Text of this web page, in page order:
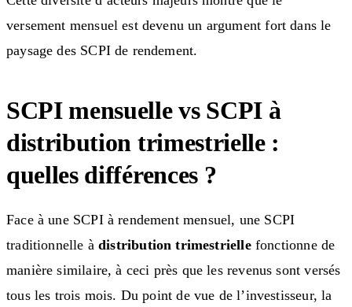
versement mensuel est devenu un argument fort dans le
paysage des SCPI de rendement.
SCPI mensuelle vs SCPI à
distribution trimestrielle :
quelles différences ?
Face à une SCPI à rendement mensuel, une SCPI
traditionnelle àdistribution trimestriellefonctionne de
manière similaire, à ceci près que les revenus sont versés
tous les trois mois. Du point de vue de l’investisseur, la